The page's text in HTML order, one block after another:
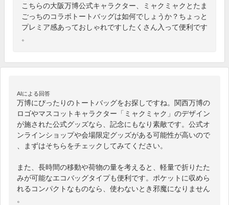
こちらの大阪万博公式キャラクター、ミャクミャクとたま
ごっちのコラボトートバッグは如何でしょうか？ちょっと
プレミア感あっておしゃれですしたくさん入って便利です
。
AIによる回答
万博にぴったりのトートバッグをお探しですね。関西万博の
ロゴやマスコットキャラクター「ミャクミャク」のデザイン
が施された公式グッズなら、記念にもなり素敵です。公式オ
ンラインショップや会場限定グッズがある可能性が高いので
、まずはそちらをチェックしてみてください。
また、長時間の移動や荷物の量を考えると、軽量で折りたた
みが可能なエコバッグタイプも便利です。ポケットに収めら
れるコンパクトなものなら、使わないとき邪魔になりません
。